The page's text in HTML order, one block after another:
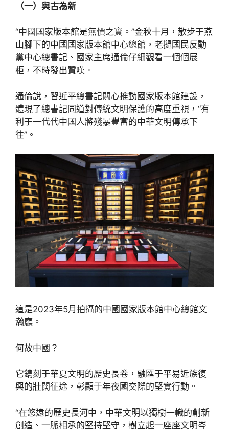
（一）與古為新
“中國國家版本館是無價之寶。”金秋十月，散步于燕
山腳下的中國國家版本館中心總館，老撾國民反動
黨中心總書記、國家主席通倫仔細觀看一個個展
柜，不時發出贊嘆。
通倫說，習近平總書記關心推動國家版本館建設，
體現了總書記同道對傳統文明保護的高度重視，“有
利于一代代中國人將殘暴豐富的中華文明傳承下
往”。
這是2023年5月拍攝的中國國家版本館中心總館文
瀚廳。
何故中國？
它鐫刻于華夏文明的歷史長卷，融匯于平易近族復
興的壯闊征途，彰顯于年夜國交際的堅實行動。
“在悠遠的歷史長河中，中華文明以獨樹一幟的創新
創造、一脈相承的堅持堅守，樹立起一座座文明岑